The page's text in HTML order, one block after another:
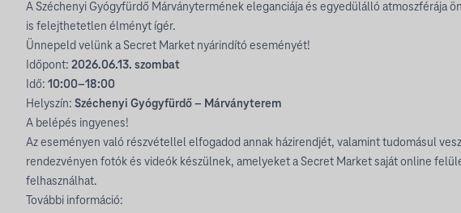
A Széchenyi Gyógyfürdő Márványtermének eleganciája és egyedülálló atmoszférája
is felejthetetlen élményt ígér.
Ünnepeld velünk a Secret Market nyárindító eseményét!
Időpont: 2026.06.13. szombat
Idő: 10:00–18:00
Helyszín: Széchenyi Gyógyfürdő – Márványterem
A belépés ingyenes!
Az eseményen való részvétellel elfogadod annak házirendjét, valamint tudomásul
rendezvényen fotók és videók készülnek, amelyeket a Secret Market saját online
felhasználhat.
További információ: